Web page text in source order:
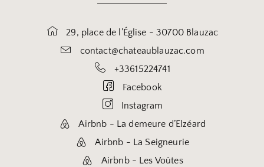
29, place de l’Église - 30700 Blauzac
contact@chateaublauzac.com
+33615224741
Facebook
Instagram
Airbnb - La demeure d’Elzéard
Airbnb - La Seigneurie
Airbnb - Les Voûtes